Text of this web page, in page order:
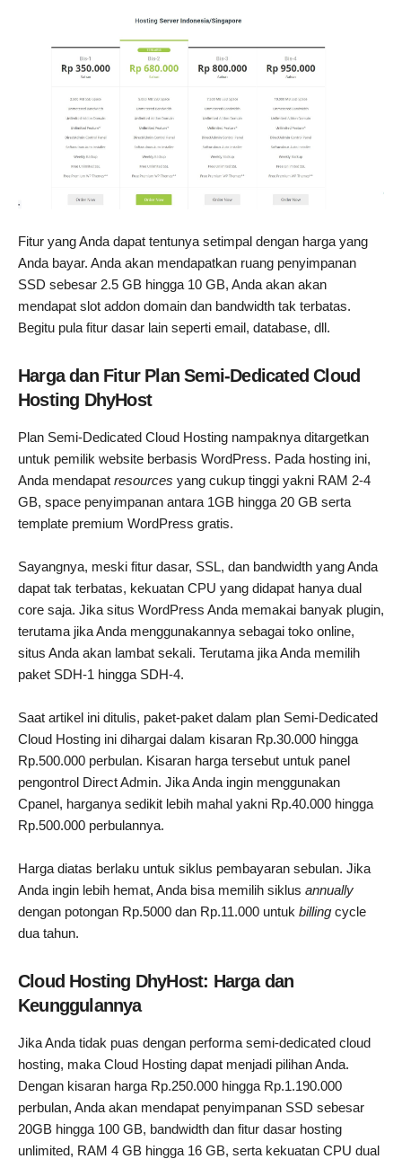
Fitur yang Anda dapat tentunya setimpal dengan harga yang
Anda bayar. Anda akan mendapatkan ruang penyimpanan
SSD sebesar 2.5 GB hingga 10 GB, Anda akan akan
mendapat slot addon domain dan bandwidth tak terbatas.
Begitu pula fitur dasar lain seperti email, database, dll.
Harga dan Fitur Plan Semi-Dedicated Cloud
Hosting DhyHost
Plan Semi-Dedicated Cloud Hosting nampaknya ditargetkan
untuk pemilik website berbasis WordPress. Pada hosting ini,
Anda mendapat resources yang cukup tinggi yakni RAM 2-4
GB, space penyimpanan antara 1GB hingga 20 GB serta
template premium WordPress gratis.
Sayangnya, meski fitur dasar, SSL, dan bandwidth yang Anda
dapat tak terbatas, kekuatan CPU yang didapat hanya dual
core saja. Jika situs WordPress Anda memakai banyak plugin,
terutama jika Anda menggunakannya sebagai toko online,
situs Anda akan lambat sekali. Terutama jika Anda memilih
paket SDH-1 hingga SDH-4.
Saat artikel ini ditulis, paket-paket dalam plan Semi-Dedicated
Cloud Hosting ini dihargai dalam kisaran Rp.30.000 hingga
Rp.500.000 perbulan. Kisaran harga tersebut untuk panel
pengontrol Direct Admin. Jika Anda ingin menggunakan
Cpanel, harganya sedikit lebih mahal yakni Rp.40.000 hingga
Rp.500.000 perbulannya.
Harga diatas berlaku untuk siklus pembayaran sebulan. Jika
Anda ingin lebih hemat, Anda bisa memilih siklus annually
dengan potongan Rp.5000 dan Rp.11.000 untuk billing cycle
dua tahun.
Cloud Hosting DhyHost: Harga dan
Keunggulannya
Jika Anda tidak puas dengan performa semi-dedicated cloud
hosting, maka Cloud Hosting dapat menjadi pilihan Anda.
Dengan kisaran harga Rp.250.000 hingga Rp.1.190.000
perbulan, Anda akan mendapat penyimpanan SSD sebesar
20GB hingga 100 GB, bandwidth dan fitur dasar hosting
unlimited, RAM 4 GB hingga 16 GB, serta kekuatan CPU dual